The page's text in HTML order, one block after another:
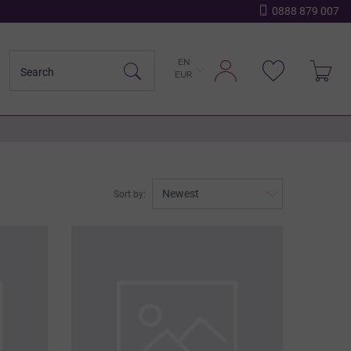
0888 879 007
EN
EUR
Sort by: